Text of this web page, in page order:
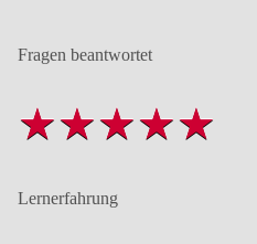
Fragen beantwortet
Lernerfahrung